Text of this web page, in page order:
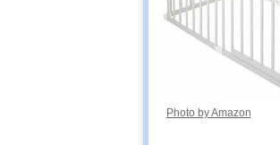
Photo by Amazon